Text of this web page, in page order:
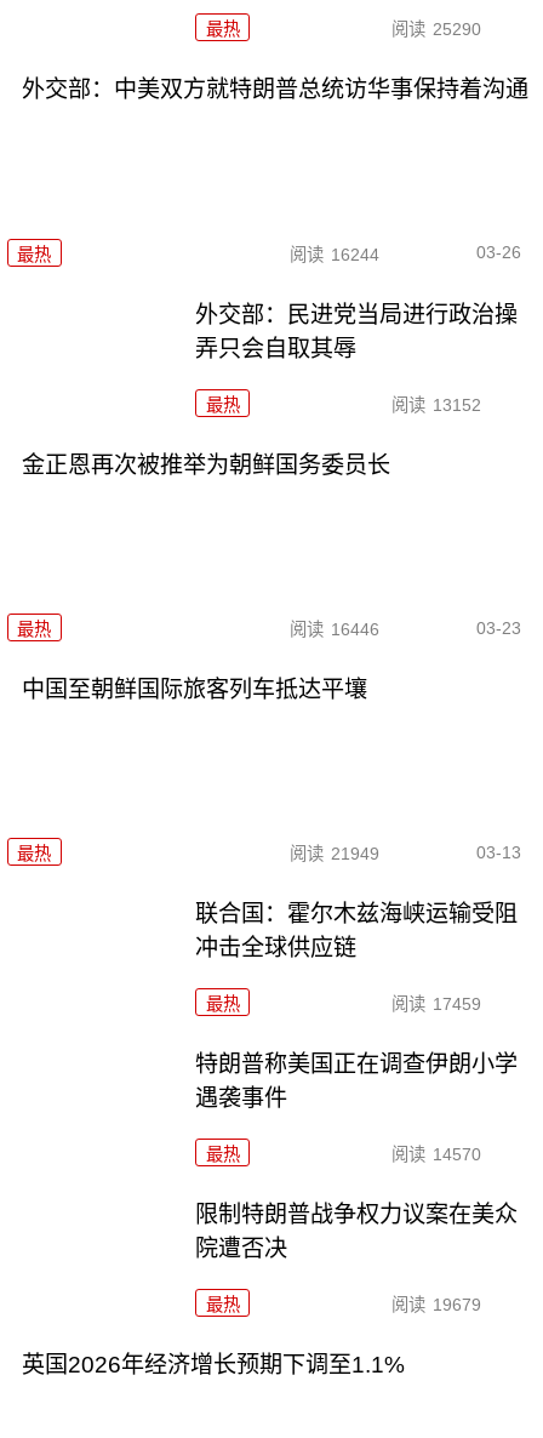
最热 阅读 25290
外交部：中美双方就特朗普总统访华事保持着沟通
最热 阅读 16244 03-26
外交部：民进党当局进行政治操
弄只会自取其辱
最热 阅读 13152
金正恩再次被推举为朝鲜国务委员长
最热 阅读 16446 03-23
中国至朝鲜国际旅客列车抵达平壤
最热 阅读 21949 03-13
联合国：霍尔木兹海峡运输受阻
冲击全球供应链
最热 阅读 17459
特朗普称美国正在调查伊朗小学
遇袭事件
最热 阅读 14570
限制特朗普战争权力议案在美众
院遭否决
最热 阅读 19679
英国2026年经济增长预期下调至1.1%